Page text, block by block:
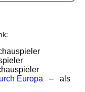
Europa – als